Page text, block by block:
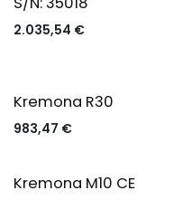
2.035,54 €
Kremona R30
983,47 €
Kremona M10 CE